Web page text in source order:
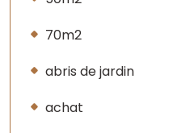
70m2
abris de jardin
achat